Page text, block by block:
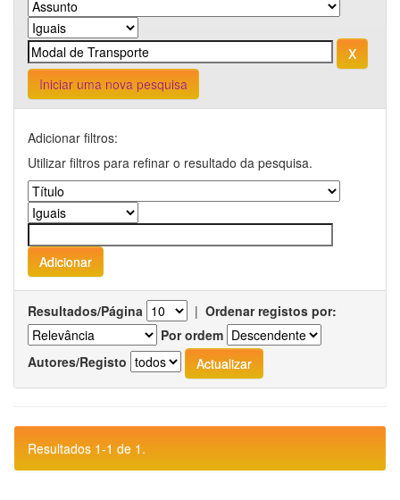
Iniciar uma nova pesquisa
Adicionar filtros:
Utilizar filtros para refinar o resultado da pesquisa.
Resultados/Página | Ordenar registos por:
Por ordem
Autores/Registo
Resultados 1-1 de 1.